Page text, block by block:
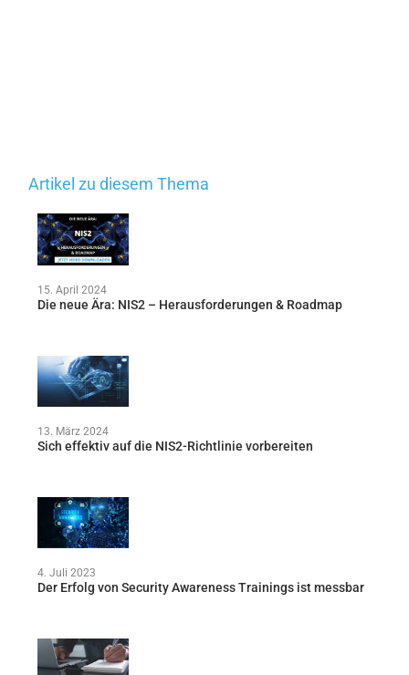
Artikel zu diesem Thema
15. April 2024
Die neue Ära: NIS2 – Herausforderungen & Roadmap
13. März 2024
Sich effektiv auf die NIS2-Richtlinie vorbereiten
4. Juli 2023
Der Erfolg von Security Awareness Trainings ist messbar